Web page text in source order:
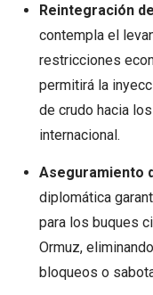
Reintegración
contempla el
restricciones
permitirá la
de crudo hacia
internacional.
Aseguramiento
diplomática
para los buques
Ormuz,
bloqueos o